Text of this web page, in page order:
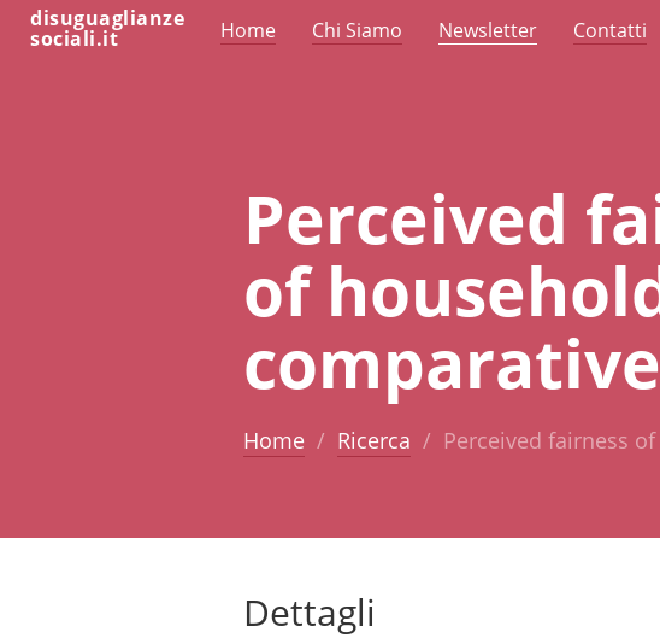
disuguaglianze
sociali.it Home Chi Siamo Newsletter Contatti
Perceived
of
Home Ricerca Perceived fairness
Dettagli